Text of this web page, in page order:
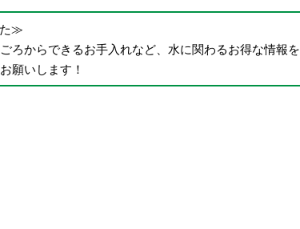
た≫
ろからできるお手入れなど、水に関わるお得な情報を
願いします！